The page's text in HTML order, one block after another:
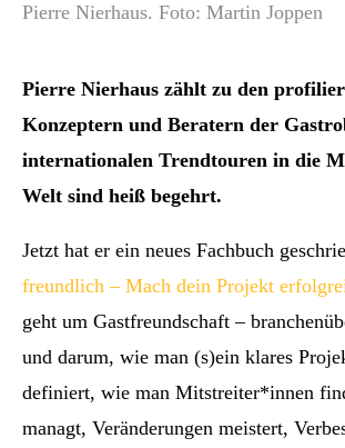
Pierre Nierhaus. Foto: Martin Joppen
Pierre Nierhaus zählt zu den
Konzeptern und Beratern der
internationalen Trendtouren in die
Welt sind heiß begehrt.
Jetzt hat er ein neues Fachbuch
freundlich – Mach dein Projekt
geht um Gastfreundschaft –
und darum, wie man (s)ein klares
definiert, wie man Mitstreiter*innen
managt, Veränderungen meistert,